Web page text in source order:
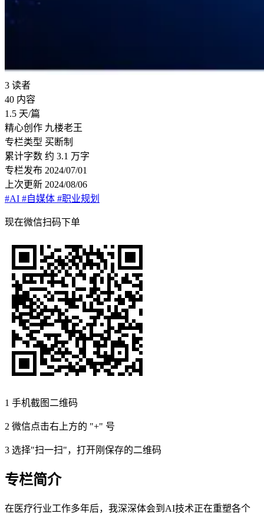
3 读者
40 内容
1.5 天/篇
精心创作 九楼老王
专栏类型 买断制
累计字数 约 3.1 万字
专栏发布 2024/07/01
上次更新 2024/08/06
#AI #自媒体 #职业规划
现在微信扫码下单
1 手机截图二维码
2 微信点击右上方的 "+" 号
3 选择"扫一扫"，打开刚保存的二维码
专栏简介
在医疗行业工作多年后，我深深体会到AI技术正在重塑各个